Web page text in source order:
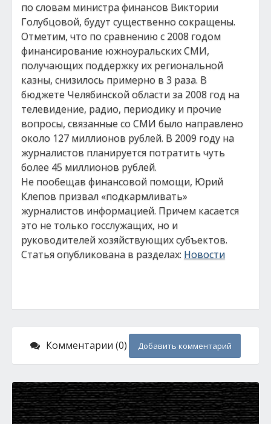
по словам министра финансов Виктории
Голубцовой, будут существенно сокращены.
Отметим, что по сравнению с 2008 годом
финансирование южноуральских СМИ,
получающих поддержку их региональной
казны, снизилось примерно в 3 раза. В
бюджете Челябинской области за 2008 год на
телевидение, радио, периодику и прочие
вопросы, связанные со СМИ было направлено
около 127 миллионов рублей. В 2009 году на
журналистов планируется потратить чуть
более 45 миллионов рублей.
Не пообещав финансовой помощи, Юрий
Клепов призвал «подкармливать»
журналистов информацией. Причем касается
это не только госслужащих, но и
руководителей хозяйствующих субъектов.
Статья опубликована в разделах: Новости
Комментарии (0) Добавить комментарий